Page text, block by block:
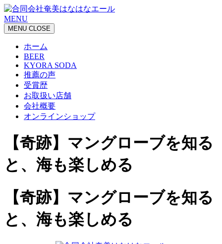
MENU
MENU CLOSE
ホーム
BEER
KYORA SODA
推薦の声
受賞歴
お取扱い店舗
会社概要
オンラインショップ
【奇跡】マングローブを知る
と、海も楽しめる
【奇跡】マングローブを知る
と、海も楽しめる